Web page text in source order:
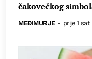
čakovečkog
MEĐIMURJE - prije 1 sat